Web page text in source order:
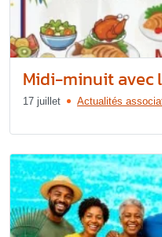
Midi-minuit avec
17 juillet Actualités